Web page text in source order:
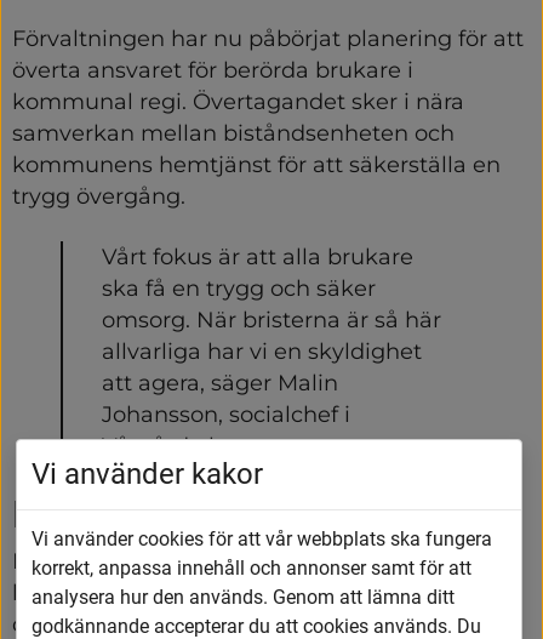
Förvaltningen har nu påbörjat planering för att
överta ansvaret för berörda brukare i
kommunal regi. Övertagandet sker i nära
samverkan mellan biståndsenheten och
kommunens hemtjänst för att säkerställa en
trygg övergång.
Vårt fokus är att alla brukare
ska få en trygg och säker
omsorg. När bristerna är så här
allvarliga har vi en skyldighet
att agera, säger Malin
Johansson, socialchef i
Vårgårda kommun.
För frågor:
Brukare och anhöriga hänvisas till
kommunens växel 0322-60 06 00, som hjälper
dig att komma i kontakt med rätt person.
Vi använder kakor
Vi använder cookies för att vår webbplats ska fungera
korrekt, anpassa innehåll och annonser samt för att
analysera hur den används. Genom att lämna ditt
godkännande accepterar du att cookies används. Du